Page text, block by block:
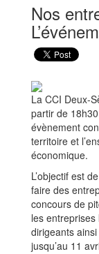
Nos
La CCI Deux-
partir de
évènement
territoire et
économique.
L’objectif est
faire des
concours de
les
dirigeants
jusqu’au 11